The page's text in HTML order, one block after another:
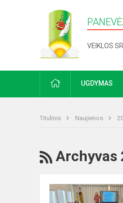
VEIKLOS
PRADŽIAUGDYMAS
Titulinis Naujienos
RSS
Archyvas
Išvyka